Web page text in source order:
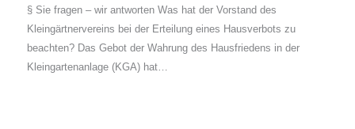
§ Sie fragen – wir antworten Was hat der Vorstand des
Kleingärtnervereins bei der Erteilung eines Hausverbots zu
beachten? Das Gebot der Wahrung des Hausfriedens in der
Kleingartenanlage (KGA) hat…